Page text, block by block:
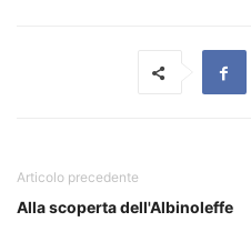
Articolo precedente
Alla scoperta dell'Albinoleffe